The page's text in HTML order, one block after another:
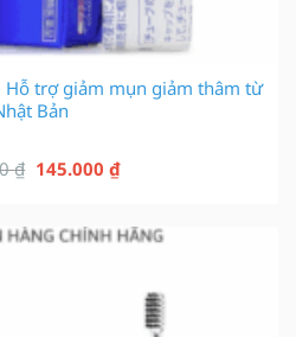
Hỗ trợ giảm mụn giảm thâm từ
Bản
₫ Giá
là:
145.000 ₫Giá
tại